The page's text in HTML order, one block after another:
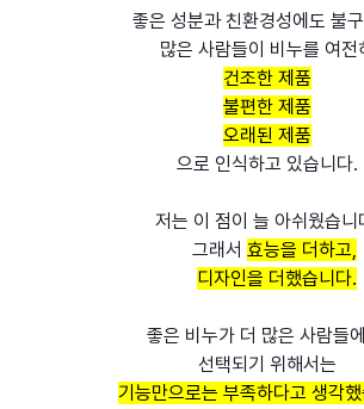
좋은 성분과 친환경성에도 불
많은 사람들이 비누를 여전
건조한 제품
불편한 제품
오래된 제품
으로 인식하고 있습니다.
저는 이 점이 늘 아쉬웠습니
그래서 효능을 더하고,
디자인을 더했습니다.
좋은 비누가 더 많은 사람들
선택되기 위해서는
기능만으로는 부족하다고 생각